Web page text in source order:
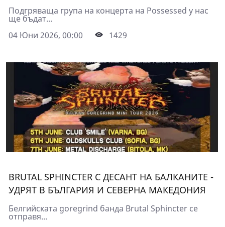
Подгряваща група на концерта на Possessed у нас
ще бъдат...
04 Юни 2026, 00:00
1429
BRUTAL SPHINCTER С ДЕСАНТ НА БАЛКАНИТЕ -
УДРЯТ В БЪЛГАРИЯ И СЕВЕРНА МАКЕДОНИЯ
Белгийската goregrind банда Brutal Sphincter се
отправя...